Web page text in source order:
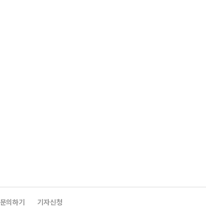
문의하기 기자신청